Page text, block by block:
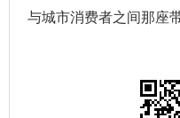
与城市消费者之间那座